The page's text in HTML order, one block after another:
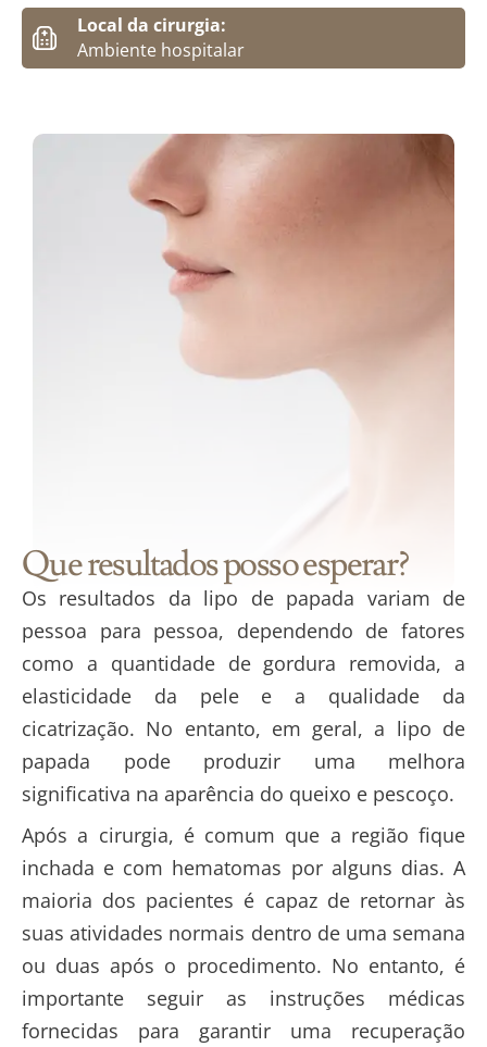
Local da cirurgia:
Ambiente hospitalar
Que resultados posso esperar?
Os resultados da lipo de papada variam de
pessoa para pessoa, dependendo de fatores
como a quantidade de gordura removida, a
elasticidade da pele e a qualidade da
cicatrização. No entanto, em geral, a lipo de
papada pode produzir uma melhora
significativa na aparência do queixo e pescoço.
Após a cirurgia, é comum que a região fique
inchada e com hematomas por alguns dias. A
maioria dos pacientes é capaz de retornar às
suas atividades normais dentro de uma semana
ou duas após o procedimento. No entanto, é
importante seguir as instruções médicas
fornecidas para garantir uma recuperação